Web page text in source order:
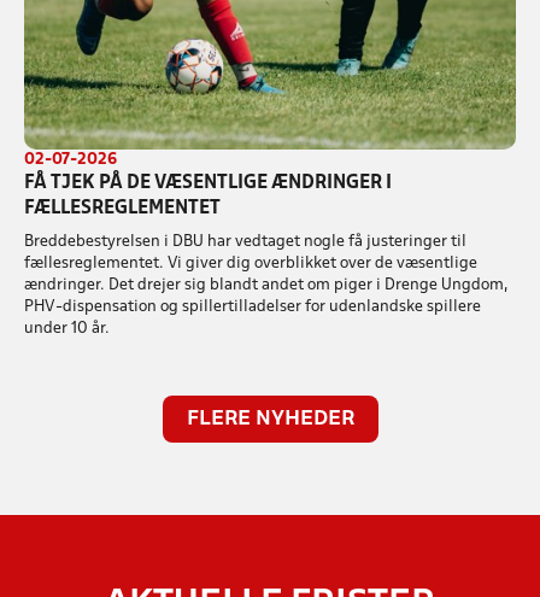
02-07-2026
FÅ TJEK PÅ DE VÆSENTLIGE ÆNDRINGER I
FÆLLESREGLEMENTET
Breddebestyrelsen i DBU har vedtaget nogle få justeringer til
fællesreglementet. Vi giver dig overblikket over de væsentlige
ændringer. Det drejer sig blandt andet om piger i Drenge Ungdom,
PHV-dispensation og spillertilladelser for udenlandske spillere
under 10 år.
FLERE NYHEDER